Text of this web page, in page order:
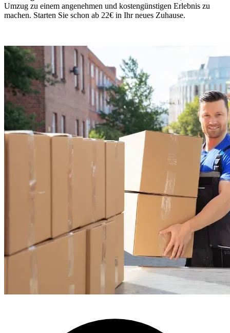
Umzug zu einem angenehmen und kostengünstigen Erlebnis zu
machen. Starten Sie schon ab 22€ in Ihr neues Zuhause.